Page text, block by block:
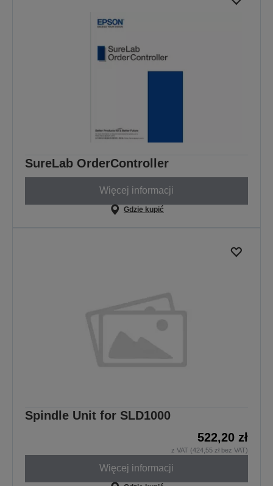
SureLab OrderController
Więcej informacji
Gdzie kupić
Spindle Unit for SLD1000
522,20 zł
z VAT (424,55 zł bez VAT)
Więcej informacji